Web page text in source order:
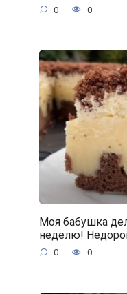
0 0
Моя бабушка
неделю!
0 0